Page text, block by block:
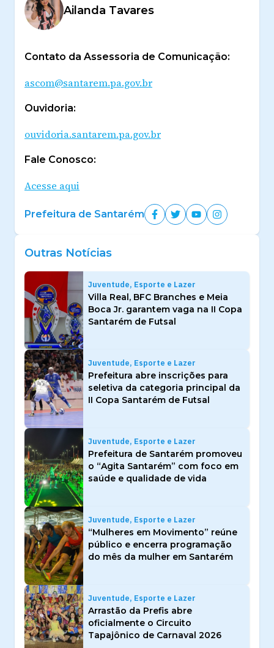
Ailanda Tavares
Contato da Assessoria de Comunicação:
ascom@santarem.pa.gov.br
Ouvidoria:
ouvidoria.santarem.pa.gov.br
Fale Conosco:
Acesse aqui
Prefeitura de Santarém
Outras Notícias
Juventude, Esporte e Lazer
Villa Real, BFC Branches e Meia
Boca Jr. garantem vaga na II Copa
Santarém de Futsal
Juventude, Esporte e Lazer
Prefeitura abre inscrições para
seletiva da categoria principal da
II Copa Santarém de Futsal
Juventude, Esporte e Lazer
Prefeitura de Santarém promoveu
o “Agita Santarém” com foco em
saúde e qualidade de vida
Juventude, Esporte e Lazer
“Mulheres em Movimento” reúne
público e encerra programação
do mês da mulher em Santarém
Juventude, Esporte e Lazer
Arrastão da Prefis abre
oficialmente o Circuito
Tapajônico de Carnaval 2026